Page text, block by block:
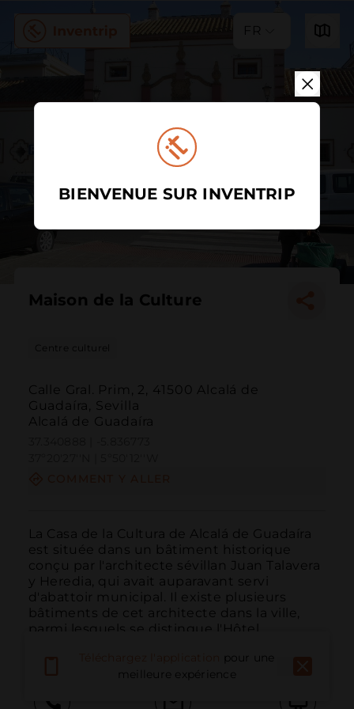
FR
Maison de la Culture
Centre culturel
Calle Gral. Prim, 2, 41500 Alcalá de
Guadaíra, Sevilla
Alcalá de Guadaíra
La Casa de la Cultura de Alcalá de Guadaíra
est située dans un bâtiment historique
conçu par l'architecte sévillan Juan Talavera
y Heredia, qui avait auparavant servi
d'abattoir municipal. Il existe plusieurs
bâtiments de cet architecte dans la ville,
parmi lesquels se distingue l'Hôtel
pour une
meilleure expérience
BIENVENUE SUR INVENTRIP